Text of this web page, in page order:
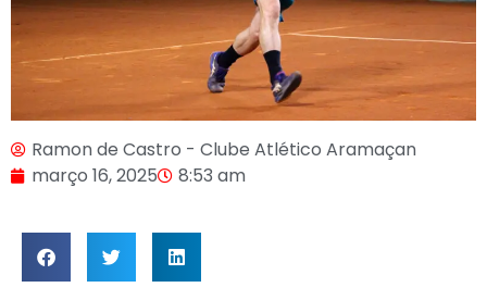
Ramon de Castro - Clube Atlético Aramaçan
março 16, 2025
8:53 am